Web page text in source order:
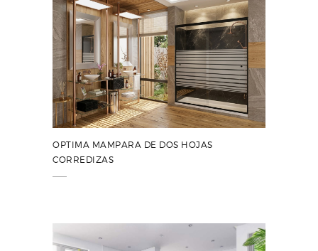
OPTIMA MAMPARA DE DOS HOJAS
CORREDIZAS